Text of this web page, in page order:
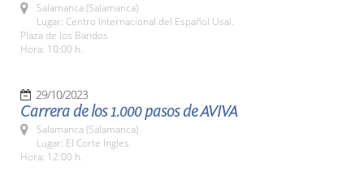
Salamanca (Salamanca)
Lugar: Centro Internacional del Español Usal.
Plaza de los Bandos
Hora: 10:00 h.
29/10/2023
Carrera de los 1.000 pasos de AVIVA
Salamanca (Salamanca)
Lugar: El Corte Ingles
Hora: 12:00 h.